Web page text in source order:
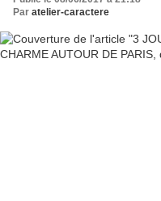
Par atelier-caractere